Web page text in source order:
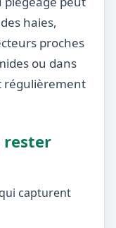
haies,
proches
ou dans
régulièrement
rester
capturent